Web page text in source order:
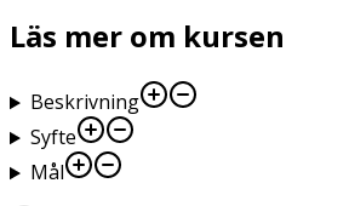
Läs mer om kursen
Beskrivning
Syfte
Mål